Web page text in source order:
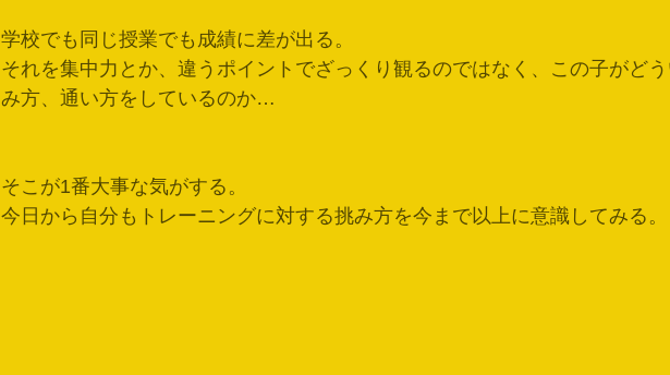
学校でも同じ授業でも成績に差が出る。
それを集中力とか、違うポイントでざっくり観るのではなく、この子がど
み方、通い方をしているのか…
そこが1番大事な気がする。
今日から自分もトレーニングに対する挑み方を今まで以上に意識してみる。